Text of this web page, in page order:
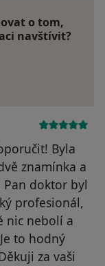
o tom,
navštívit?
Byla
znamínka a
doktor byl
profesionál,
nic nebolí a
to hodný
za vaši